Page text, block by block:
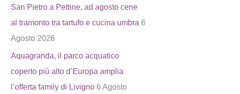
San Pietro a Pettine, ad agosto cene
al tramonto tra tartufo e cucina umbra 6
Agosto 2026
Aquagranda, il parco acquatico
coperto più alto d’Europa amplia
l’offerta family di Livigno 6 Agosto